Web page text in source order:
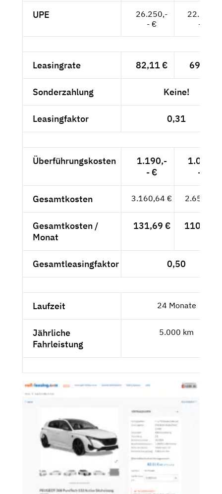
UPE
26.250,-
- €
22.059,-
- €
Leasingrate 82,11 € 69,-- €
Sonderzahlung Keine!
Leasingfaktor 0,31
Überführungskosten
1.190,-
- €
1.000,-
- €
Gesamtkosten 3.160,64 € 2.656,-- €
Gesamtkosten /
Monat
131,69 € 110,67 €
Gesamtleasingfaktor 0,50
Laufzeit 24 Monate
Jährliche
Fahrleistung
5.000 km